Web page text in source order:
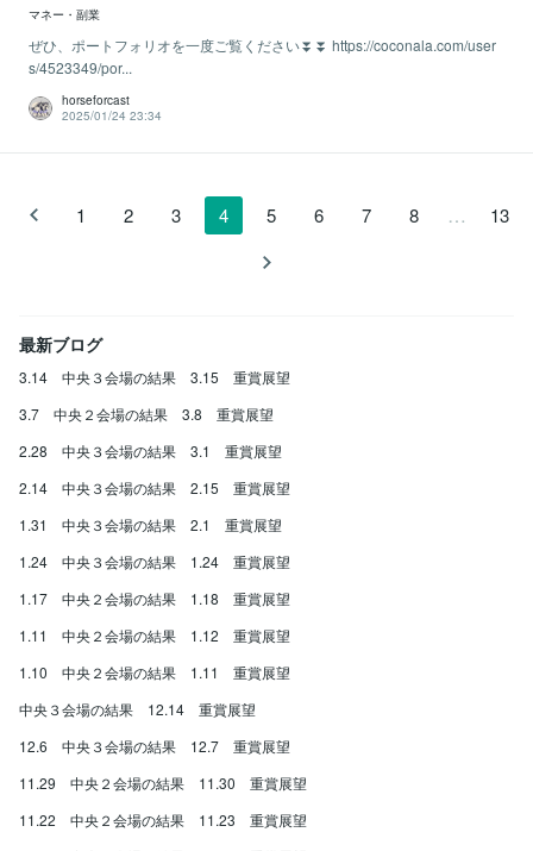
マネー・副業
ぜひ、ポートフォリオを一度ご覧ください⏬⏬ https://coconala.com/user
s/4523349/por...
horseforcast
2025/01/24 23:34
1 2 3 4 5 6 7 8 … 13
最新ブログ
3.14 中央３会場の結果 3.15 重賞展望
3.7 中央２会場の結果 3.8 重賞展望
2.28 中央３会場の結果 3.1 重賞展望
2.14 中央３会場の結果 2.15 重賞展望
1.31 中央３会場の結果 2.1 重賞展望
1.24 中央３会場の結果 1.24 重賞展望
1.17 中央２会場の結果 1.18 重賞展望
1.11 中央２会場の結果 1.12 重賞展望
1.10 中央２会場の結果 1.11 重賞展望
中央３会場の結果 12.14 重賞展望
12.6 中央３会場の結果 12.7 重賞展望
11.29 中央２会場の結果 11.30 重賞展望
11.22 中央２会場の結果 11.23 重賞展望